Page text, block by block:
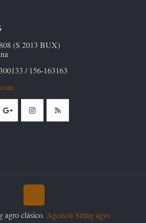
(S 2013 BUX)
/ 156-163163
agro clásico. Agencia String agro